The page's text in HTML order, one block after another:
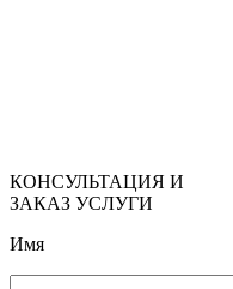
КОНСУЛЬТАЦИЯ И
ЗАКАЗ УСЛУГИ
Имя